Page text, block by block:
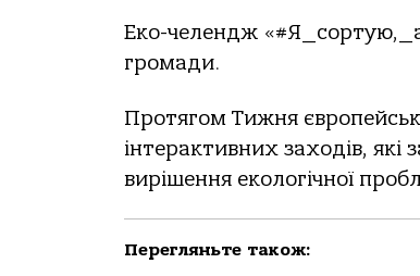
Еко-челендж
громади.
Протягом Тижня
інтерактивних заходів, які
вирішення екологічної
Перегляньте також: